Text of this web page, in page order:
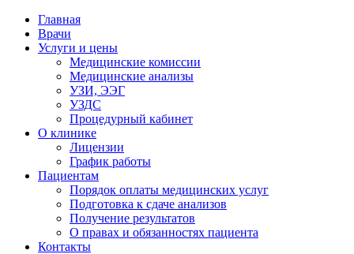
Главная
Врачи
Услуги и цены
Медицинские комиссии
Медицинские анализы
УЗИ, ЭЭГ
УЗДС
Процедурный кабинет
О клинике
Лицензии
График работы
Пациентам
Порядок оплаты медицинских услуг
Подготовка к сдаче анализов
Получение результатов
О правах и обязанностях пациента
Контакты